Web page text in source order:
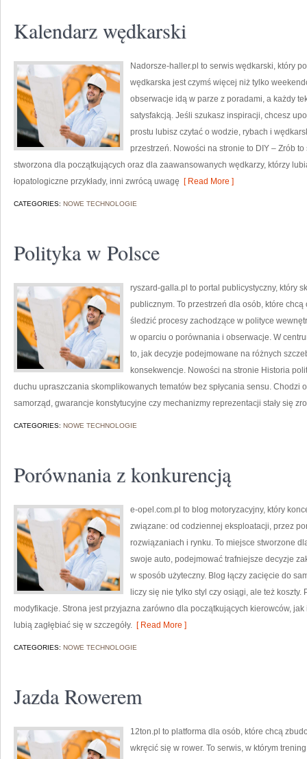
Kalendarz wędkarski
Nadorsze-haller.pl to serwis wędkarski, który
wędkarska jest czymś więcej niż tylko
obserwacje idą w parze z poradami, a każdy
satysfakcją. Jeśli szukasz inspiracji, chcesz
prostu lubisz czytać o wodzie, rybach i
przestrzeń. Nowości na stronie to DIY – Zrób
stworzona dla początkujących oraz dla zaawansowanych wędkarzy, którzy
łopatologiczne przykłady, inni zwrócą uwagę [ Read More ]
CATEGORIES: NOWE TECHNOLOGIE
Polityka w Polsce
ryszard-galla.pl to portal publicystyczny, który
publicznym. To przestrzeń dla osób, które
śledzić procesy zachodzące w polityce
w oparciu o porównania i obserwacje. W
to, jak decyzje podejmowane na różnych
konsekwencje. Nowości na stronie Historia
duchu upraszczania skomplikowanych tematów bez spłycania sensu. Chodzi
samorząd, gwarancje konstytucyjne czy mechanizmy reprezentacji stały się
CATEGORIES: NOWE TECHNOLOGIE
Porównania z konkurencją
e-opel.com.pl to blog motoryzacyjny, który
związane: od codziennej eksploatacji, przez
rozwiązaniach i rynku. To miejsce stworzone
swoje auto, podejmować trafniejsze decyzje
w sposób użyteczny. Blog łączy zacięcie do
liczy się nie tylko styl czy osiągi, ale też
modyfikacje. Strona jest przyjazna zarówno dla początkujących kierowców,
lubią zagłębiać się w szczegóły. [ Read More ]
CATEGORIES: NOWE TECHNOLOGIE
Jazda Rowerem
12ton.pl to platforma dla osób, które chcą
wkręcić się w rower. To serwis, w którym